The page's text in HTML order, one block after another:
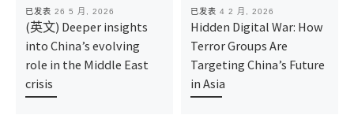
已发表 26 5 月, 2026
(英文) Deeper insights
into China’s evolving
role in the Middle East
crisis
已发表 4 2 月, 2026
Hidden Digital War: How
Terror Groups Are
Targeting China’s Future
in Asia